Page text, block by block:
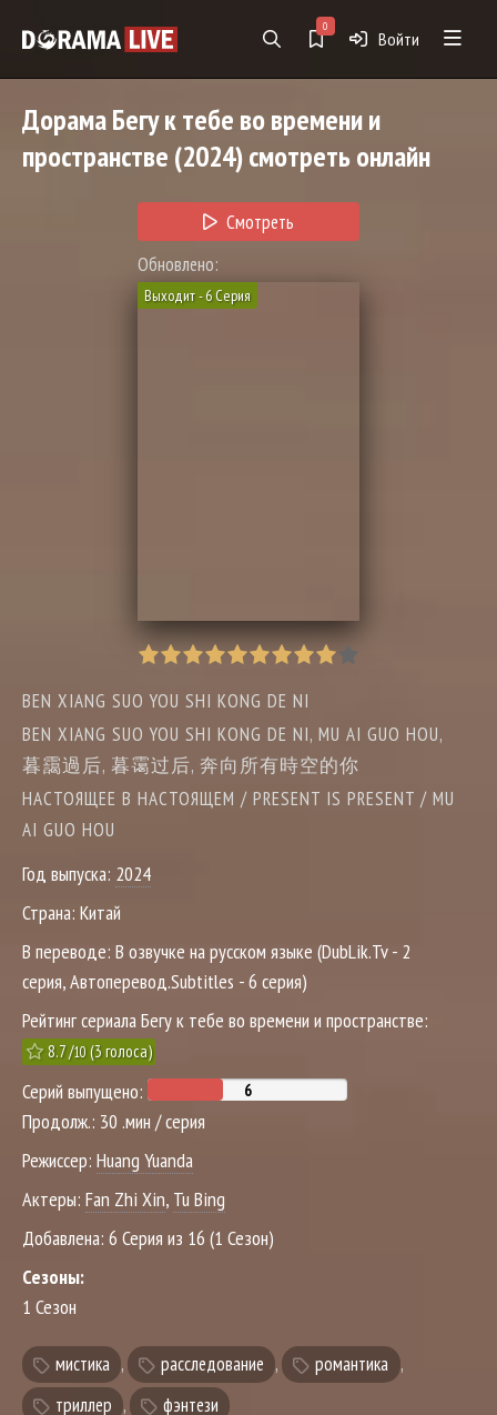
0
Войти
ДорамаБегу к тебе во времени и
пространстве (2024) смотреть онлайн
Смотреть
Обновлено:
Выходит - 6 Серия
BEN XIANG SUO YOU SHI KONG DE NI
BEN XIANG SUO YOU SHI KONG DE NI, MU AI GUO HOU,
暮靄過后, 暮霭过后, 奔向所有時空的你
НАСТОЯЩЕЕ В НАСТОЯЩЕМ / PRESENT IS PRESENT / MU
AI GUO HOU
Год выпуска: 2024
Страна: Китай
В переводе: В озвучке на русском языке (DubLik.Tv - 2
серия, Автоперевод.Subtitles - 6 серия)
Рейтинг сериала Бегу к тебе во времени и пространстве:
8.7/10(3голоса)
Серий выпущено:
Продолж.: 30 .мин / серия
Режиссер: Huang Yuanda
Актеры: Fan Zhi Xin, Tu Bing
Добавлена: 6 Серия из 16 (1 Сезон)
Сезоны:
1 Сезон
мистика , расследование , романтика ,
триллер , фэнтези